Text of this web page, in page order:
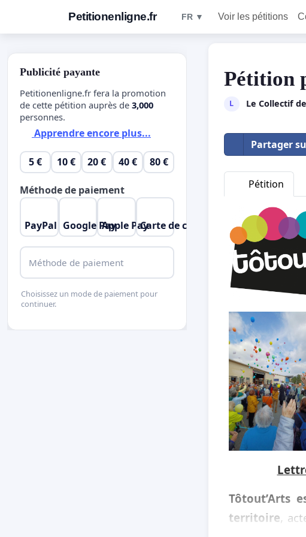
Petitionenligne.fr FR ▼ Voir les pétitions
Pétition
L Le Collectif
Partager
Pétition
Tôtout’Arts
territoire,
Publicité payante
Petitionenligne.fr fera la promotion
de cette pétition auprès de 3,000
personnes.
Apprendre encore plus...
5 € 10 € 20 € 40 € 80 €
Méthode de paiement
PayPal Google PayApple PayCarte de crédit
Méthode de paiement
Choisissez un mode de paiement pour
continuer.